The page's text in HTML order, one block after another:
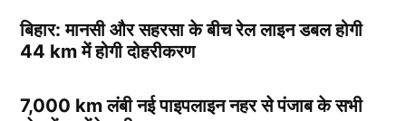
बिहार: मानसी और सहरसा के बीच रेल लाइन डबल होगी
44 km में होगी दोहरीकरण
7,000 km लंबी नई पाइपलाइन नहर से पंजाब के सभी